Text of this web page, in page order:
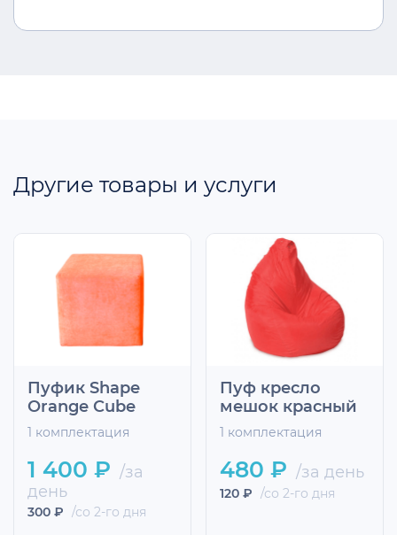
Другие товары и услуги
Пуфик Shape
Orange Cube
1 комплектация
1 400 ₽ /за
день
300 ₽ /со 2-го дня
Пуф кресло
мешок красный
1 комплектация
480 ₽ /за день
120 ₽ /со 2-го дня